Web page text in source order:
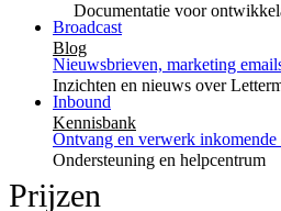
Documentatie voor
Blog
Inzichten en nieuws over
Kennisbank
Ondersteuning en helpcentrum
Broadcast
Nieuwsbrieven, marketing
Inbound
Ontvang en verwerk inkomende
Prijzen